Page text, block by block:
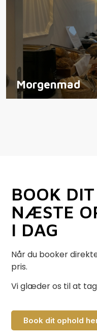
Morgenmad
BOOK DIT
NÆSTE
I DAG
Når du booker
pris.
Vi glæder os til at
Book dit ophold